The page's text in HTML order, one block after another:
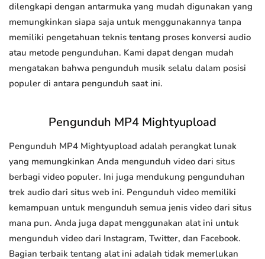
dilengkapi dengan antarmuka yang mudah digunakan yang
memungkinkan siapa saja untuk menggunakannya tanpa
memiliki pengetahuan teknis tentang proses konversi audio
atau metode pengunduhan. Kami dapat dengan mudah
mengatakan bahwa pengunduh musik selalu dalam posisi
populer di antara pengunduh saat ini.
Pengunduh MP4 Mightyupload
Pengunduh MP4 Mightyupload adalah perangkat lunak
yang memungkinkan Anda mengunduh video dari situs
berbagi video populer. Ini juga mendukung pengunduhan
trek audio dari situs web ini. Pengunduh video memiliki
kemampuan untuk mengunduh semua jenis video dari situs
mana pun. Anda juga dapat menggunakan alat ini untuk
mengunduh video dari Instagram, Twitter, dan Facebook.
Bagian terbaik tentang alat ini adalah tidak memerlukan